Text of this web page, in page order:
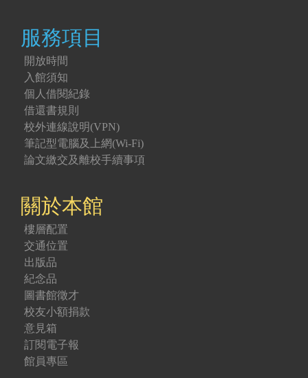
服務項目
開放時間
入館須知
個人借閱紀錄
借還書規則
校外連線說明(VPN)
筆記型電腦及上網(Wi-Fi)
論文繳交及離校手續事項
關於本館
樓層配置
交通位置
出版品
紀念品
圖書館徵才
校友小額捐款
意見箱
訂閱電子報
館員專區